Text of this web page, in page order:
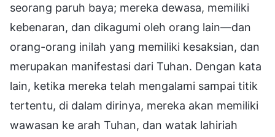
seorang paruh baya; mereka dewasa, memiliki
kebenaran, dan dikagumi oleh orang lain—dan
orang-orang inilah yang memiliki kesaksian, dan
merupakan manifestasi dari Tuhan. Dengan kata
lain, ketika mereka telah mengalami sampai titik
tertentu, di dalam dirinya, mereka akan memiliki
wawasan ke arah Tuhan, dan watak lahiriah